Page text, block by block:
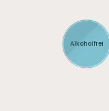
Alkoholfrei